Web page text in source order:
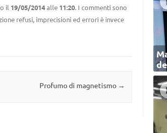
il 19/05/2014alle 11:20. I commenti sono
refusi, imprecisioni ed errori è invece
Profumo di magnetismo →